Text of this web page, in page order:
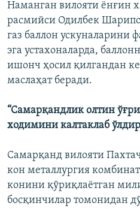
Наманган вилояти ёнғин
расмийси Одилбек
газ баллон ускуналарини
эга устахоналарда,
ишонч ҳосил қилгандан
маслаҳат беради.
“Самарқандлик олтин
ходимини калтаклаб
Самарқанд вилояти
кон металлургия
конини қўриқлаётган
босқинчилар томонидан